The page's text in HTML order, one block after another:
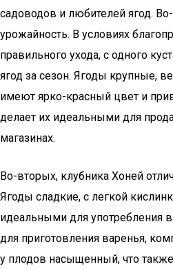
садоводов и любителей ягод.
урожайность. В условиях
правильного ухода, с одного
ягод за сезон. Ягоды крупные,
имеют ярко-красный цвет и
делает их идеальными для
магазинах.
Во-вторых, клубника Хоней
Ягоды сладкие, с легкой
идеальными для употребления
для приготовления варенья,
у плодов насыщенный, что